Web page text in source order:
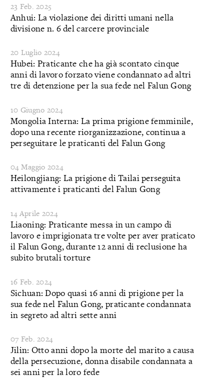
23 Feb. 2025
Anhui: La violazione dei diritti umani nella
divisione n. 6 del carcere provinciale
20 Luglio 2024
Hubei: Praticante che ha già scontato cinque
anni di lavoro forzato viene condannato ad altri
tre di detenzione per la sua fede nel Falun Gong
10 Giugno 2024
Mongolia Interna: La prima prigione femminile,
dopo una recente riorganizzazione, continua a
perseguitare le praticanti del Falun Gong
04 Maggio 2024
Heilongjiang: La prigione di Tailai perseguita
attivamente i praticanti del Falun Gong
14 Aprile 2024
Liaoning: Praticante messa in un campo di
lavoro e imprigionata tre volte per aver praticato
il Falun Gong, durante 12 anni di reclusione ha
subito brutali torture
16 Feb. 2024
Sichuan: Dopo quasi 16 anni di prigione per la
sua fede nel Falun Gong, praticante condannata
in segreto ad altri sette anni
07 Feb. 2024
Jilin: Otto anni dopo la morte del marito a causa
della persecuzione, donna disabile condannata a
sei anni per la loro fede